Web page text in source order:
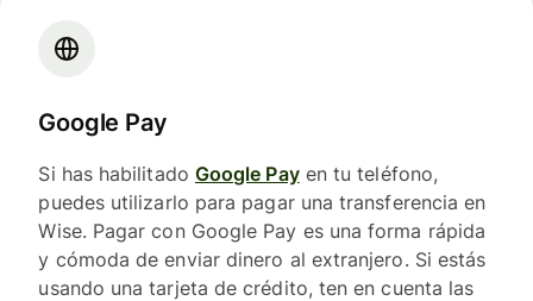
Google Pay
Si has habilitado Google Payen tu teléfono,
puedes utilizarlo para pagar una transferencia en
Wise. Pagar con Google Pay es una forma rápida
y cómoda de enviar dinero al extranjero. Si estás
usando una tarjeta de crédito, ten en cuenta las